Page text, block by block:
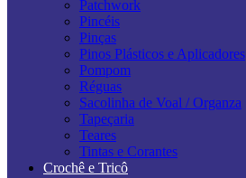
Patchwork
Pincéis
Pinças
Pinos Plásticos e Aplicadores
Pompom
Réguas
Sacolinha de Voal / Organza
Tapeçaria
Teares
Tintas e Corantes
Crochê e Tricô